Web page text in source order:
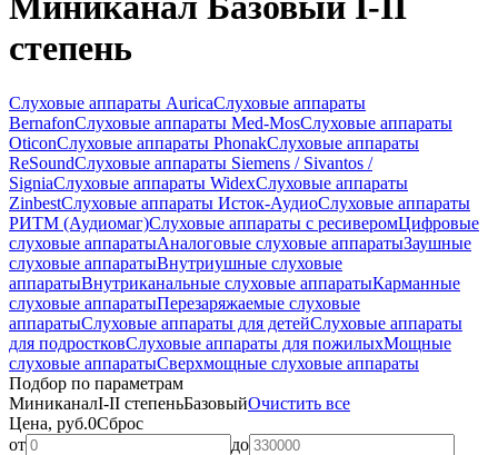
степень
Слуховые аппараты AuricaСлуховые аппараты
BernafonСлуховые аппараты Med-MosСлуховые аппараты
OticonСлуховые аппараты PhonakСлуховые аппараты
ReSoundСлуховые аппараты Siemens / Sivantos /
SigniaСлуховые аппараты WidexСлуховые аппараты
ZinbestСлуховые аппараты Исток-АудиоСлуховые аппараты
РИТМ (Аудиомаг)Слуховые аппараты с ресиверомЦифровые
слуховые аппаратыАналоговые слуховые аппаратыЗаушные
слуховые аппаратыВнутриушные слуховые
аппаратыВнутриканальные слуховые аппаратыКарманные
слуховые аппаратыПерезаряжаемые слуховые
аппаратыСлуховые аппараты для детейСлуховые аппараты
для подростковСлуховые аппараты для пожилыхМощные
слуховые аппаратыСверхмощные слуховые аппараты
Подбор по параметрам
МиниканалI-II степеньБазовыйОчистить все
Цена, руб.0Сброс
от
до